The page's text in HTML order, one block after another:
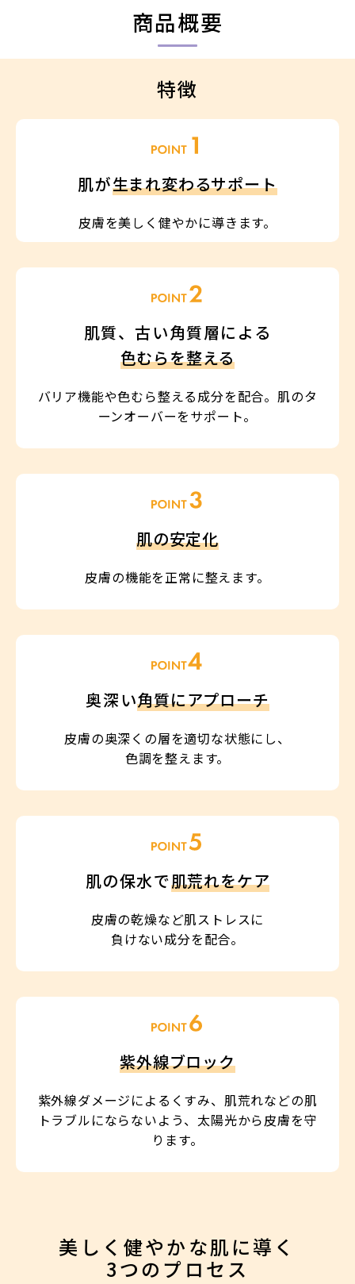
商品概要
特徴
肌が生まれ変わるサポート
皮膚を美しく健やかに導きます。
肌質、古い角質層による
色むらを整える
バリア機能や色むら整える成分を配合。肌のタ
ーンオーバーをサポート。
肌の安定化
皮膚の機能を正常に整えます。
奥深い角質にアプローチ
皮膚の奥深くの層を適切な状態にし、
色調を整えます。
肌の保水で肌荒れをケア
皮膚の乾燥など肌ストレスに
負けない成分を配合。
紫外線ブロック
紫外線ダメージによるくすみ、肌荒れなどの肌
トラブルにならないよう、太陽光から皮膚を守
ります。
美しく健やかな肌に導く
3つのプロセス